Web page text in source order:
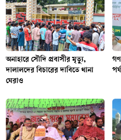
অনাহারে সৌদি প্রবাসীর মৃত্যু,
দালালদের বিচারের দাবিতে থানা
ঘেরাও